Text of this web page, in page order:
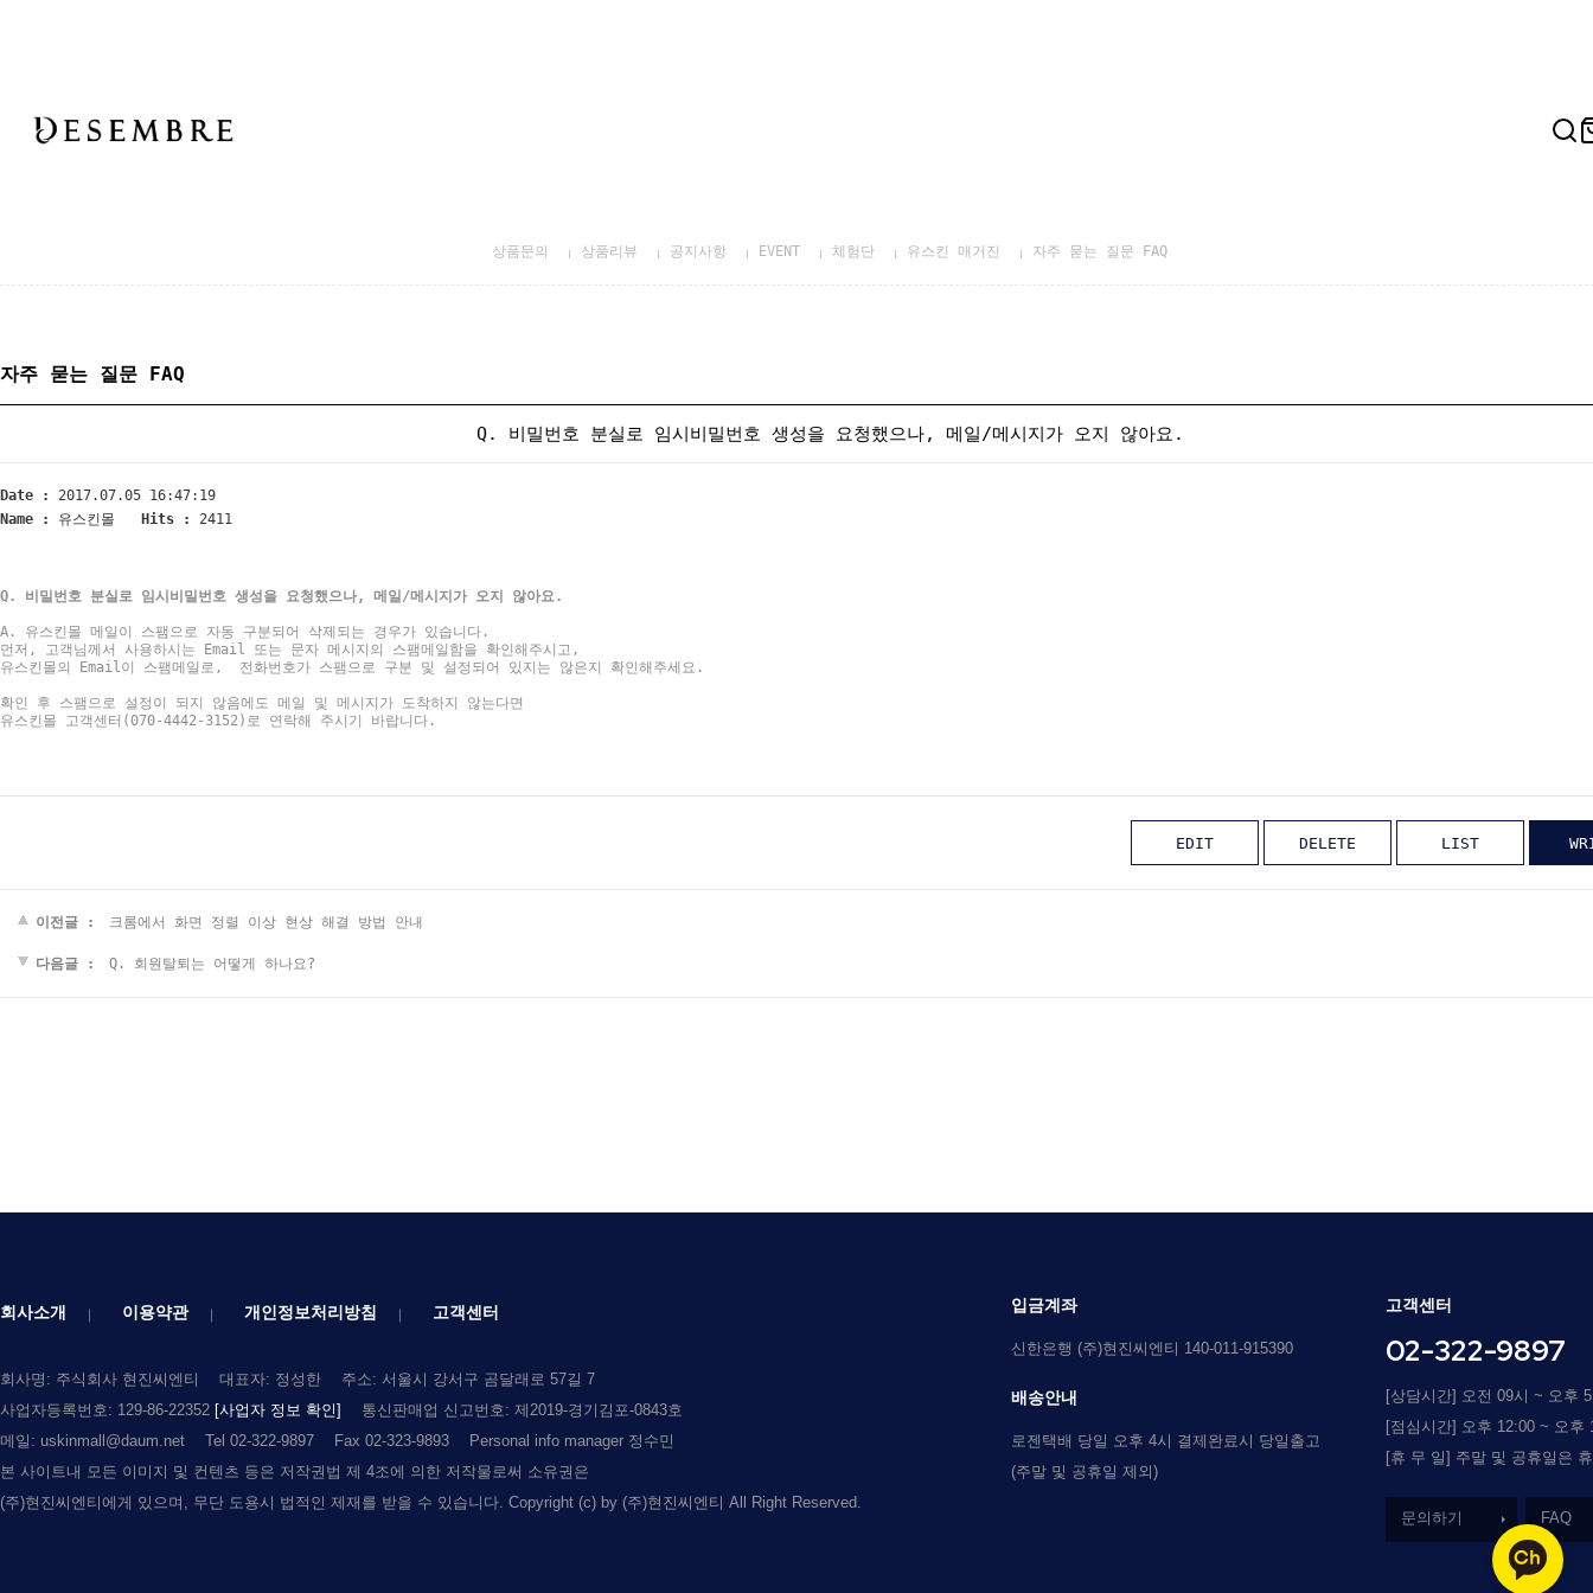
상품문의 상품리뷰 공지사항 EVENT 체험단 유스킨 매거진 자주 묻는 질문 FAQ
자주 묻는 질문 FAQ
Q. 비밀번호 분실로 임시비밀번호 생성을 요청했으나, 메일/메시지가 오지 않아요.
Date :
2017.07.05 16:47:19
Name :
유스킨몰 Hits : 2411
Q. 비밀번호 분실로 임시비밀번호 생성을 요청했으나, 메일/메시지가 오지 않아요.
A. 유스킨몰 메일이 스팸으로 자동 구분되어 삭제되는 경우가 있습니다.
먼저, 고객님께서 사용하시는 Email 또는 문자 메시지의 스팸메일함을 확인해주시고,
유스킨몰의 Email이 스팸메일로, 전화번호가 스팸으로 구분 및 설정되어 있지는 않은지 확인해주세요.
확인 후 스팸으로 설정이 되지 않음에도 메일 및 메시지가 도착하지 않는다면
유스킨몰 고객센터(070-4442-3152)로 연락해 주시기 바랍니다.
EDIT DELETE LIST
이전글 : 크롬에서 화면 정렬 이상 현상 해결 방법 안내
다음글 : Q. 회원탈퇴는 어떻게 하나요?
회사소개 이용약관 개인정보처리방침 고객센터
회사명: 주식회사 현진씨엔티 대표자: 정성한
주소: 서울시 강서구 곰달래로 57길 7
사업자등록번호: 129-86-22352 [사업자 정보 확인]
통신판매업 신고번호: 제2019-경기김포-0843호
메일: uskinmall@daum.net
Tel 02-322-9897 Fax 02-323-9893
Personal info manager 정수민
본 사이트내 모든 이미지 및 컨텐츠 등은 저작권법 제 4조에 의한 저작물로써 소유권은
(주)현진씨엔티에게 있으며, 무단 도용시 법적인 제재를 받을 수 있습니다. Copyright (c) by (주)현진씨엔티 All Right Reserved.
입금계좌
신한은행 (주)현진씨엔티 140-011-915390
배송안내
로젠택배 당일 오후 4시 결제완료시 당일출고
(주말 및 공휴일 제외)
고객센터
02-322-9897
[상담시간] 오전 09시 ~ 오후
[점심시간] 오후 12:00 ~ 오후
[휴 무 일] 주말 및 공휴일은
문의하기 FAQ